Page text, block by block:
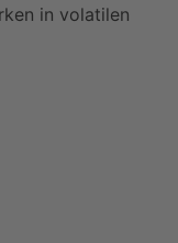
in volatilen